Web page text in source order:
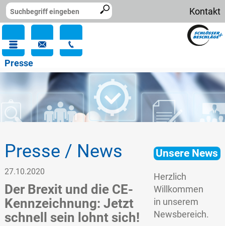
Kontakt
Presse
Presse / News
27.10.2020
Der Brexit und die CE-
Kennzeichnung: Jetzt
schnell sein lohnt sich!
Unsere News
Herzlich
Willkommen
in unserem
Newsbereich.